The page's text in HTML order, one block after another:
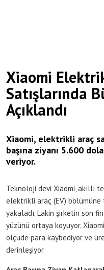
Xiaomi
Satışlarında
Açıklandı
Xiaomi, elektrikli araç
başına ziyanı 5.600
veriyor.
Teknoloji devi Xiaomi, akıllı
elektrikli araç (EV) bölümüne
yakaladı. Lakin şirketin son
yüzünü ortaya koyuyor.
ölçüde para kaybediyor ve
derinleşiyor.